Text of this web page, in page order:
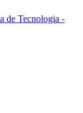
de Tecnologia -